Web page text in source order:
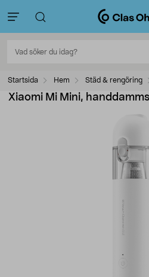
Startsida Hem Städ & rengöring
Xiaomi Mi Mini,